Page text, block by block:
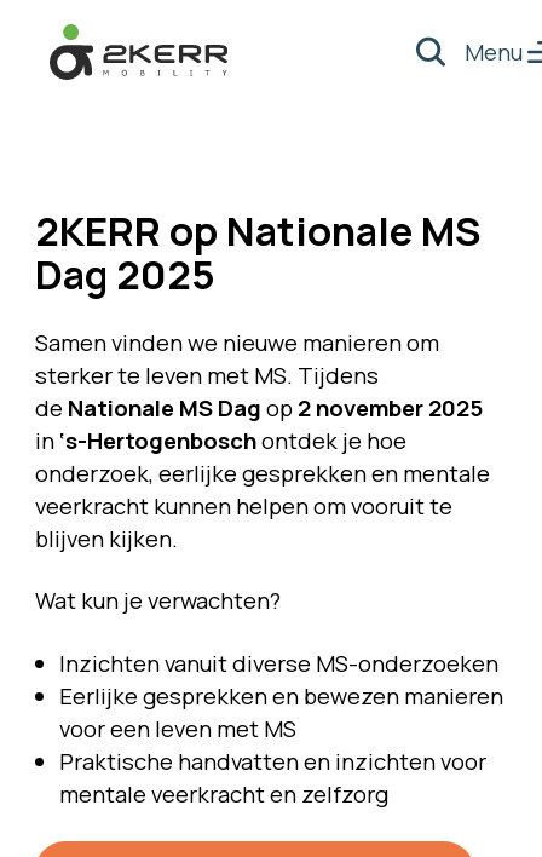
Zoeken
Menu
2KERR op Nationale MS
Dag 2025
Samen vinden we nieuwe manieren om
sterker te leven met MS. Tijdens
de Nationale MS Dagop 2 november 2025
in‘s-Hertogenboschontdek je hoe
onderzoek, eerlijke gesprekken en mentale
veerkracht kunnen helpen om vooruit te
blijven kijken.
Wat kun je verwachten?
Inzichten vanuit diverse MS-onderzoeken
Eerlijke gesprekken en bewezen manieren
voor een leven met MS
Praktische handvatten en inzichten voor
mentale veerkracht en zelfzorg